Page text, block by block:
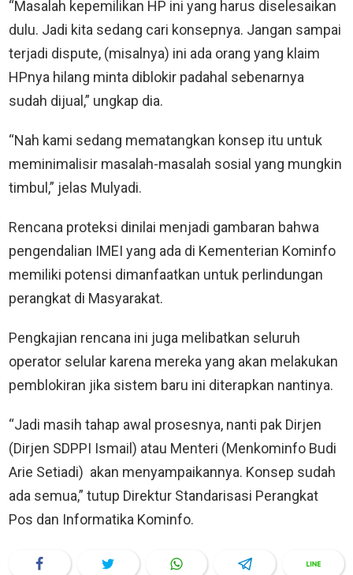
“Masalah kepemilikan HP ini yang harus diselesaikan
dulu. Jadi kita sedang cari konsepnya. Jangan sampai
terjadi dispute, (misalnya) ini ada orang yang klaim
HPnya hilang minta diblokir padahal sebenarnya
sudah dijual,” ungkap dia.
“Nah kami sedang mematangkan konsep itu untuk
meminimalisir masalah-masalah sosial yang mungkin
timbul,” jelas Mulyadi.
Rencana proteksi dinilai menjadi gambaran bahwa
pengendalian IMEI yang ada di Kementerian Kominfo
memiliki potensi dimanfaatkan untuk perlindungan
perangkat di Masyarakat.
Pengkajian rencana ini juga melibatkan seluruh
operator selular karena mereka yang akan melakukan
pemblokiran jika sistem baru ini diterapkan nantinya.
“Jadi masih tahap awal prosesnya, nanti pak Dirjen
(Dirjen SDPPI Ismail) atau Menteri (Menkominfo Budi
Arie Setiadi) akan menyampaikannya. Konsep sudah
ada semua,” tutup Direktur Standarisasi Perangkat
Pos dan Informatika Kominfo.